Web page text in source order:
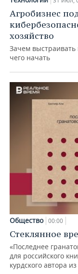
Агробизнес
хозяйство
Зачем выстраивать
чего начать
Общество 00:00
Стеклянное
«Последнее
для российского
курдского автора